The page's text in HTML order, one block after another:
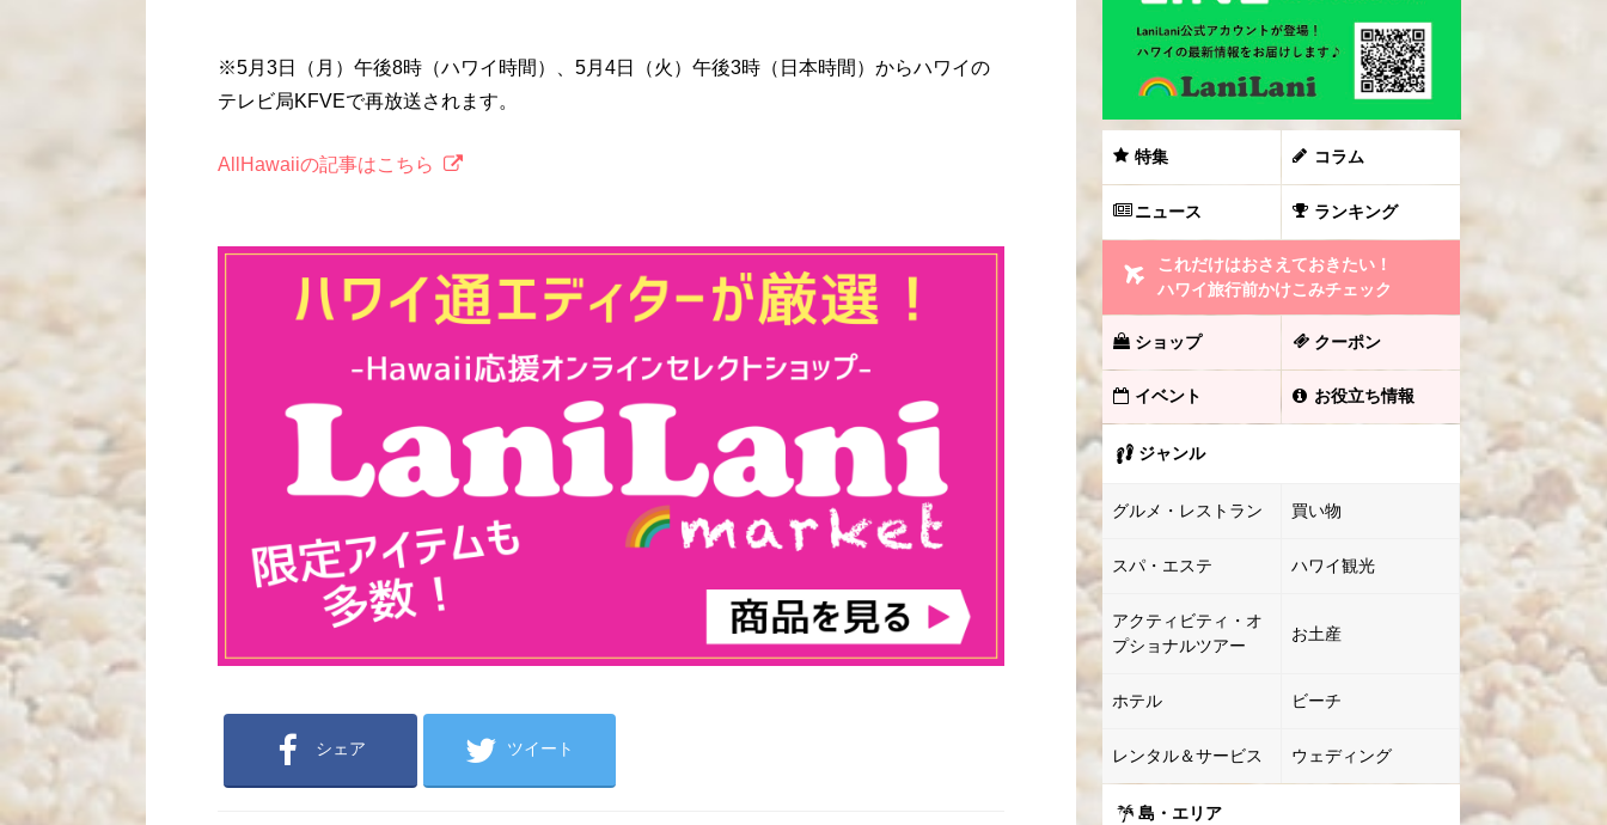
※5月3日（月）午後8時（ハワイ時間）、5月4日（火）午後3時（日本時間）からハワイの
テレビ局KFVEで再放送されます。
AllHawaiiの記事はこちら
シェア ツイート
特集 コラム
ニュース ランキング
これだけはおさえておきたい！
ハワイ旅行前かけこみチェック
ショップ クーポン
イベント お役立ち情報
ジャンル
グルメ・レストラン 買い物
スパ・エステ ハワイ観光
アクティビティ・オ
プショナルツアー
お土産
ホテル ビーチ
レンタル＆サービス ウェディング
島・エリア